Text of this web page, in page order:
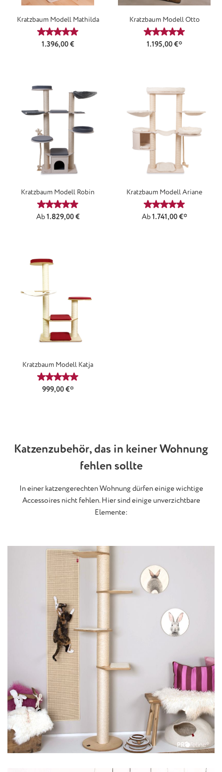
Kratzbaum Modell Mathilda
Durchschnittliche Bewertung von 5 von 5 Sternen
Regulärer Preis:
1.396,00 €
Kratzbaum Modell Otto
Durchschnittliche
1.195,00 €*
Kratzbaum Modell Robin
Durchschnittliche Bewertung von 4.92 von 5 Sternen
Regulärer Preis:
Ab1.829,00 €
Kratzbaum Modell Ariane
Durchschnittliche
Ab1.741,00 €*
Kratzbaum Modell Katja
Durchschnittliche Bewertung von 5 von 5 Sternen
999,00 €*
Katzenzubehör, das in keiner Wohnung
fehlen sollte
In einer katzengerechten Wohnung dürfen einige wichtige
Accessoires nicht fehlen. Hier sind einige unverzichtbare
Elemente: